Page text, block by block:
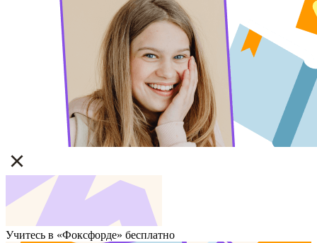
Учитесь в «Фоксфорде» бесплатно